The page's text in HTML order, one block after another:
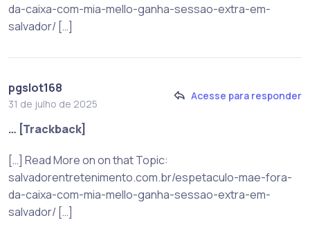
da-caixa-com-mia-mello-ganha-sessao-extra-em-
salvador/ […]
pgslot168
31 de julho de 2025
Acesse para responder
… [Trackback]
[…] Read More on on that Topic:
salvadorentretenimento.com.br/espetaculo-mae-fora-
da-caixa-com-mia-mello-ganha-sessao-extra-em-
salvador/ […]